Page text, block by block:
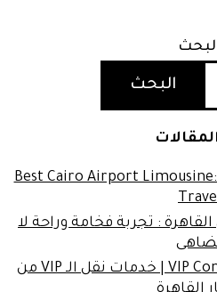
البحث
Best Cairo Airport
: تجربة فخامة وراحة لا
VIP Conference Transportation | خدمات نقل الـ VIP من